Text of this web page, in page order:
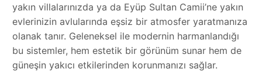
yakın villalarınızda ya da Eyüp Sultan Camii’ne yakın
evlerinizin avlularında eşsiz bir atmosfer yaratmanıza
olanak tanır. Geleneksel ile modernin harmanlandığı
bu sistemler, hem estetik bir görünüm sunar hem de
güneşin yakıcı etkilerinden korunmanızı sağlar.